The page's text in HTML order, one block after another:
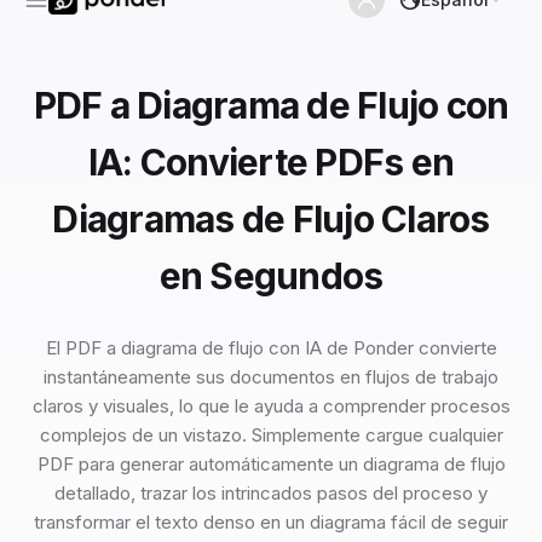
PDF a Diagrama de Flujo con
IA: Convierte PDFs en
Diagramas de Flujo Claros
en Segundos
El PDF a diagrama de flujo con IA de Ponder convierte
instantáneamente sus documentos en flujos de trabajo
claros y visuales, lo que le ayuda a comprender procesos
complejos de un vistazo. Simplemente cargue cualquier
PDF para generar automáticamente un diagrama de flujo
detallado, trazar los intrincados pasos del proceso y
transformar el texto denso en un diagrama fácil de seguir